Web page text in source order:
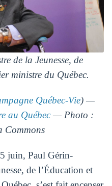
de la Jeunesse, de
ministre du Québec.
Québec-Vie) —
au Québec— Photo :
Commons
juin, Paul Gérin-
de l’Éducation et